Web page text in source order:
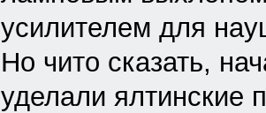
усилителем для
Но чито сказать,
уделали ялтинские